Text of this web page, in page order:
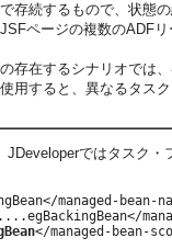
存続するもので、状態
ページの複数のADF
存在するシナリオでは
用すると、異なるタス
ではタスク
managed-bean-
</managed-bean-